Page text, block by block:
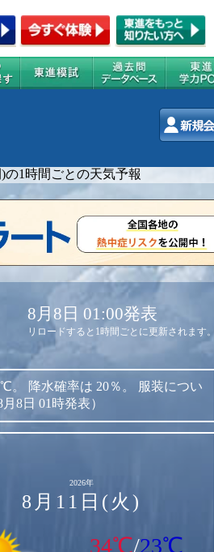
の1時間ごとの天気予報
8月8日 01:00発表
リロードすると1時間ごとに更新されます。
。 降水確率は 20％。
服装につい
月8日 01時発表）
2026年
8月11日(火)
34℃/23℃